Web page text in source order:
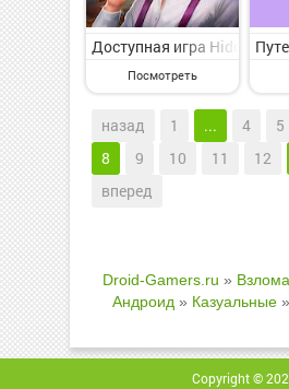
Доступная игра Hidden
Посмотреть
назад 1 ... 4 5
8
9 10 11 12
вперед
Droid-Gamers.ru »
Андроид » Казуальные»
Copyright ©